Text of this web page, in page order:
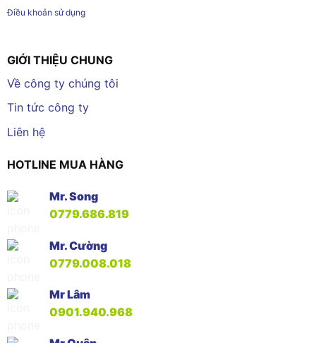
Điều khoản sử dụng
GIỚI THIỆU CHUNG
Về công ty chúng tôi
Tin tức công ty
Liên hệ
HOTLINE MUA HÀNG
Mr. Song
0779.686.819
Mr. Cường
0779.008.018
Mr Lâm
0901.940.968